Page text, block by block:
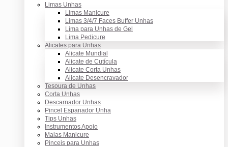
Limas Unhas
Limas Manicure
Limas 3/4/7 Faces Buffer Unhas
Lima para Unhas de Gel
Lima Pedicure
Alicates para Unhas
Alicate Mundial
Alicate de Cutícula
Alicate Corta Unhas
Alicate Desencravador
Tesoura de Unhas
Corta Unhas
Descarnador Unhas
Pincel Espanador Unha
Tips Unhas
Instrumentos Apoio
Malas Manicure
Pinceis para Unhas